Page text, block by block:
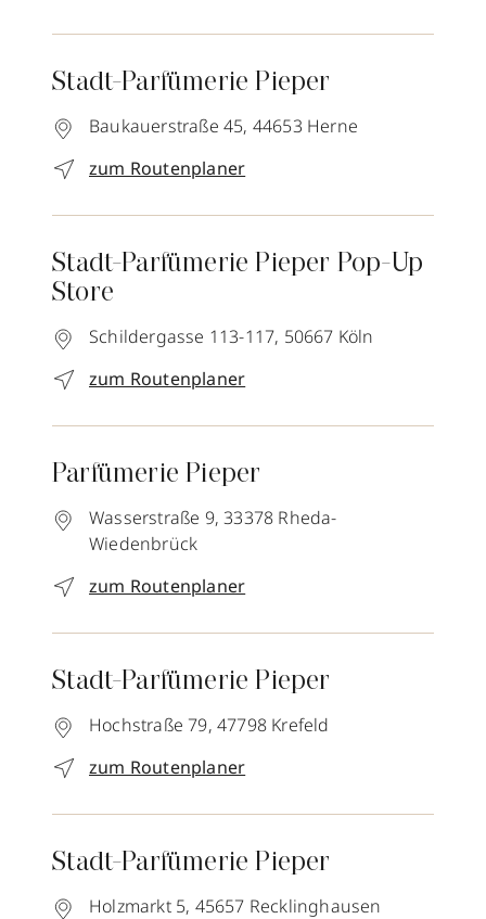
Stadt-Parfümerie Pieper
Baukauerstraße 45, 44653 Herne
zum Routenplaner
Stadt-Parfümerie Pieper Pop-Up
Store
Schildergasse 113-117, 50667 Köln
zum Routenplaner
Parfümerie Pieper
Wasserstraße 9, 33378 Rheda-
Wiedenbrück
zum Routenplaner
Stadt-Parfümerie Pieper
Hochstraße 79, 47798 Krefeld
zum Routenplaner
Stadt-Parfümerie Pieper
Holzmarkt 5, 45657 Recklinghausen